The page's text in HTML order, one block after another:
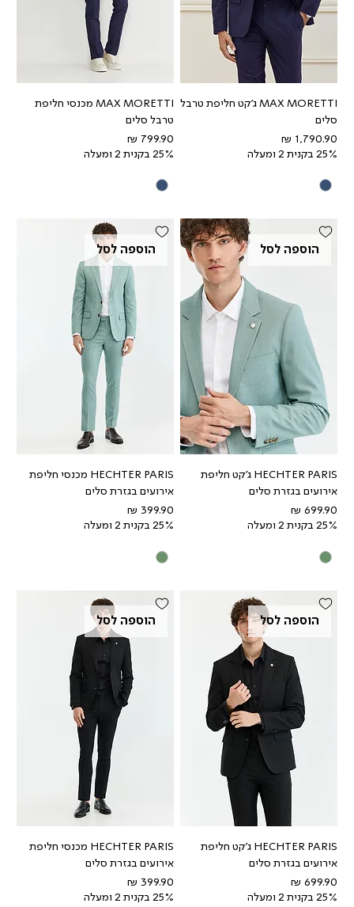
MAX MORETTI ג'קט חליפת טרבל
סלים
מחיר
25% בקנית 2 ומעלה
MAX MORETTI מכנסי חליפת
טרבל סלים
מחיר
25% בקנית 2 ומעלה
הוספה לסל
HECHTER PARIS ג'קט חליפת
אירועים בגזרת סלים
מחיר
25% בקנית 2 ומעלה
הוספה לסל
HECHTER PARIS מכנסי חליפת
אירועים בגזרת סלים
מחיר
25% בקנית 2 ומעלה
הוספה לסל
HECHTER PARIS ג'קט חליפת
אירועים בגזרת סלים
מחיר
25% בקנית 2 ומעלה
הוספה לסל
HECHTER PARIS מכנסי חליפת
אירועים בגזרת סלים
מחיר
25% בקנית 2 ומעלה